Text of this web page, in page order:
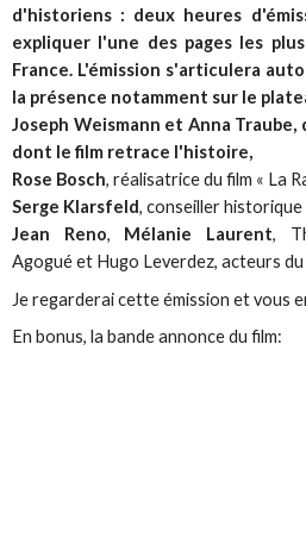
d'historiens : deux heures
expliquer l'une des pages les
France. L'émission s'articulera
la présence notamment sur le
Joseph Weismann et Anna
dont le film retrace l'histoire,
Rose Bosch, réalisatrice du film « La
Serge Klarsfeld, conseiller historique
Jean Reno, Mélanie Laurent,
Agogué et Hugo Leverdez, acteurs du
Je regarderai cette émission et vous
En bonus, la bande annonce du film: